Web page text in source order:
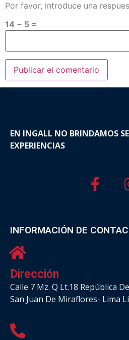
Por favor, introduce una
14 − 5 =
EN INGALL NO BRINDAMOS
EXPERIENCIAS
INFORMACIÓN DE
Dirección
Calle 7 Mz. Q Lt.18 República
San Juan De Miraflores- Lima